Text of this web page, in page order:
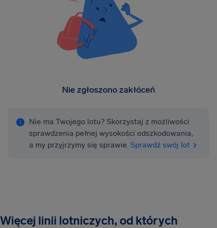
Nie zgłoszono zakłóceń
Nie ma Twojego lotu? Skorzystaj z możliwości
sprawdzenia pełnej wysokości odszkodowania,
a my przyjrzymy się sprawie. Sprawdź swój lot
Więcej linii lotniczych, od których